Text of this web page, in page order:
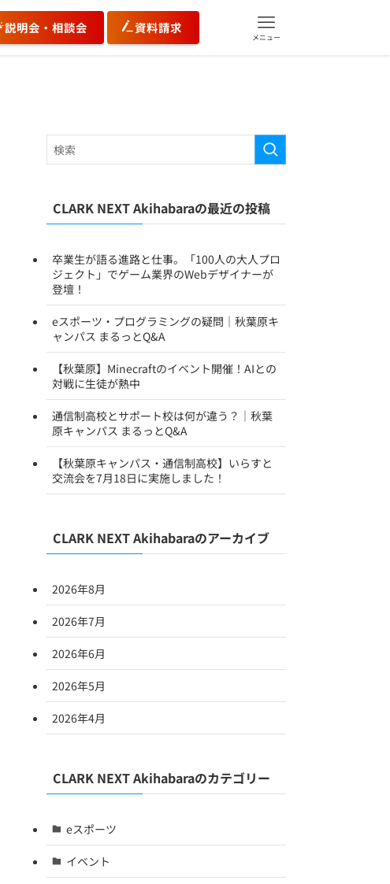
説明会・相談会 資料請求
メニュー
CLARK NEXT Akihabaraの最近の投稿
卒業生が語る進路と仕事。「100人の大人プロ
ジェクト」でゲーム業界のWebデザイナーが
登壇！
eスポーツ・プログラミングの疑問｜秋葉原キ
ャンパス まるっとQ&A
【秋葉原】Minecraftのイベント開催！AIとの
対戦に生徒が熱中
通信制高校とサポート校は何が違う？｜秋葉
原キャンパス まるっとQ&A
【秋葉原キャンパス・通信制高校】いらすと
交流会を7月18日に実施しました！
CLARK NEXT Akihabaraのアーカイブ
2026年8月
2026年7月
2026年6月
2026年5月
2026年4月
CLARK NEXT Akihabaraのカテゴリー
eスポーツ
イベント